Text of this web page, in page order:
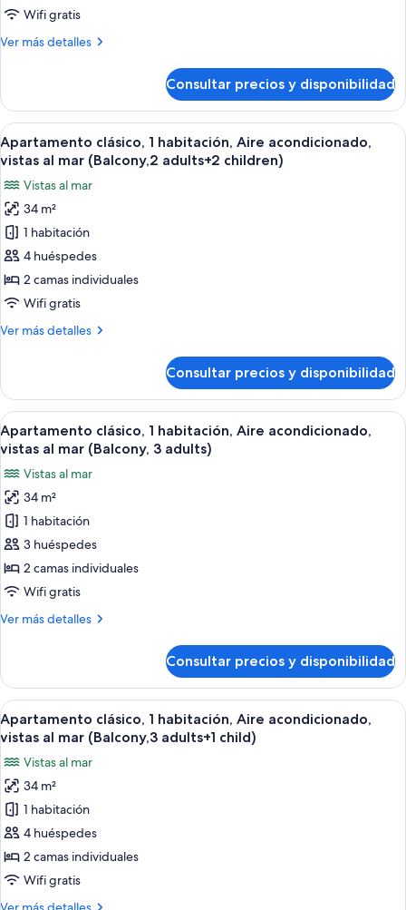
habitación,
acondicionado,
mar
(Balcony,
2
adults
and
1
child)
Wifi gratis
Ver más detalles
Más
clásico,
habitación,
Aire
vistas
al
mar
(Balcony,
2
and
Consultar precios y disponibilidad
Abrir
todas
fotos
de
Apartamento
clásico,
1
habitación,
acondicionado,
mar
(Balcony,2
adults+2
children)
Caja fuerte, wifi gratis, ropa de cama
14
Apartamento clásico, 1 habitación, Aire acondicionado,
vistas al mar (Balcony,2 adults+2 children)
Vistas al mar
34 m²
1 habitación
4 huéspedes
2 camas individuales
Wifi gratis
Ver más detalles
Más
clásico,
habitación,
Aire
vistas
al
mar
(Balcony,2
adults+2
Consultar precios y disponibilidad
Abrir
todas
fotos
de
Apartamento
clásico,
1
habitación,
acondicionado,
mar
(Balcony,
3
adults)
Caja fuerte, wifi gratis, ropa de cama
14
Apartamento clásico, 1 habitación, Aire acondicionado,
vistas al mar (Balcony, 3 adults)
Vistas al mar
34 m²
1 habitación
3 huéspedes
2 camas individuales
Wifi gratis
Ver más detalles
Más
clásico,
habitación,
Aire
vistas
al
mar
(Balcony,
3
Consultar precios y disponibilidad
Abrir
todas
fotos
de
Apartamento
clásico,
1
habitación,
Caja fuerte, wifi gratis, ropa de cama
14
Apartamento clásico, 1 habitación, Aire acondicionado,
vistas al mar (Balcony,3 adults+1 child)
Vistas al mar
34 m²
1 habitación
4 huéspedes
2 camas individuales
Wifi gratis
Más